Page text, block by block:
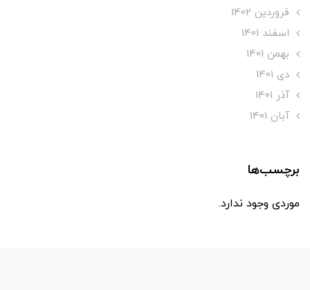
فروردین 1402
اسفند 1401
بهمن 1401
دی 1401
آذر 1401
آبان 1401
برچسب‌ها
موردی وجود ندارد.